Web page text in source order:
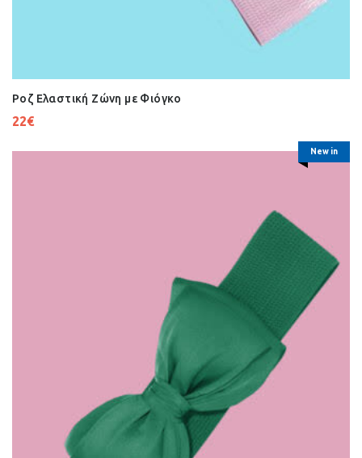
Ροζ Ελαστική Ζώνη με Φιόγκο
22€
New in